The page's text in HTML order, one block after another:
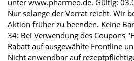
unter www.pharmeo.de. Gültig:
Nur solange der Vorrat reicht. Wir
Aktion früher zu beenden. Keine
34: Bei Verwendung des Coupons
Rabatt auf ausgewählte Frontline
Nicht anwendbar auf